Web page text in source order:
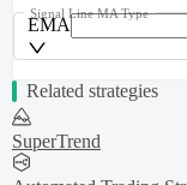
EMA
Signal Line MA Type
Related strategies
SuperTrend